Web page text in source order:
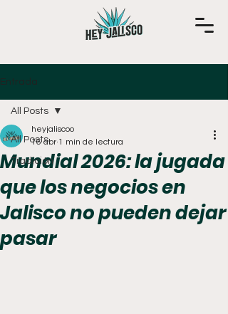
Entrada
All Posts
Tradición
All Posts
Mundial 2026: la jugada
que los negocios en
Jalisco no pueden dejar
pasar
heyjaliscoo
16 abr 1 min de lectura